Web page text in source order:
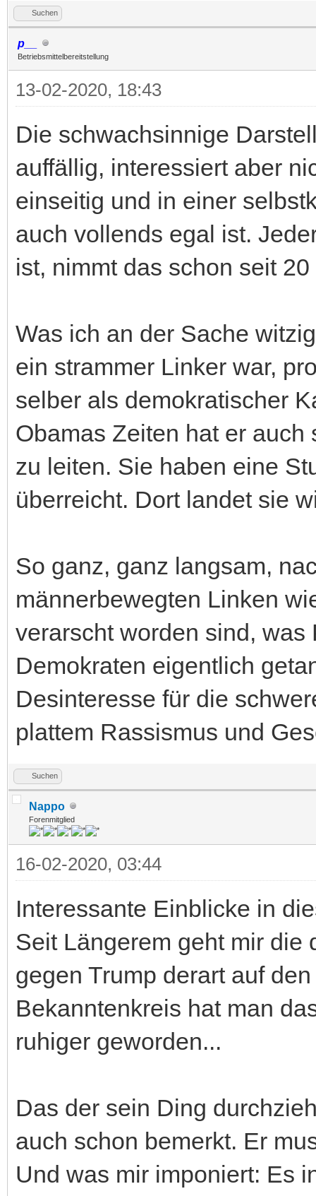
Suchen
p__
Betriebsmittelbereitstellung
13-02-2020, 18:43
Die schwachsinnige
auffällig, interessiert aber
einseitig und in einer
auch vollends egal ist.
ist, nimmt das schon seit
Was ich an der Sache
ein strammer Linker war,
selber als demokratischer
Obamas Zeiten hat er
zu leiten. Sie haben eine
überreicht. Dort landet sie
So ganz, ganz langsam,
männerbewegten Linken
verarscht worden sind,
Demokraten eigentlich
Desinteresse für die
plattem Rassismus und
Suchen
Nappo
Forenmitglied
16-02-2020, 03:44
Interessante Einblicke in
Seit Längerem geht mir die
gegen Trump derart auf
Bekanntenkreis hat man
ruhiger geworden...
Das der sein Ding
auch schon bemerkt. Er
Und was mir imponiert: Es